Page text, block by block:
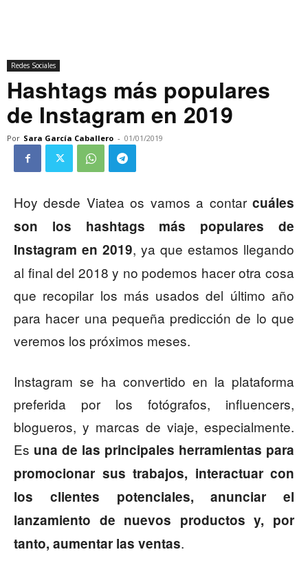
Redes Sociales
Hashtags más populares
de Instagram en 2019
Por Sara García Caballero - 01/01/2019
Hoy desde Viatea os vamos a contar cuáles
son los hashtags más populares de
Instagram en 2019, ya que estamos llegando
al final del 2018 y no podemos hacer otra cosa
que recopilar los más usados del último año
para hacer una pequeña predicción de lo que
veremos los próximos meses.
Instagram se ha convertido en la plataforma
preferida por los fotógrafos, influencers,
blogueros, y marcas de viaje, especialmente.
Es una de las principales herramientas para
promocionar sus trabajos, interactuar con
los clientes potenciales, anunciar el
lanzamiento de nuevos productos y, por
tanto, aumentar las ventas.